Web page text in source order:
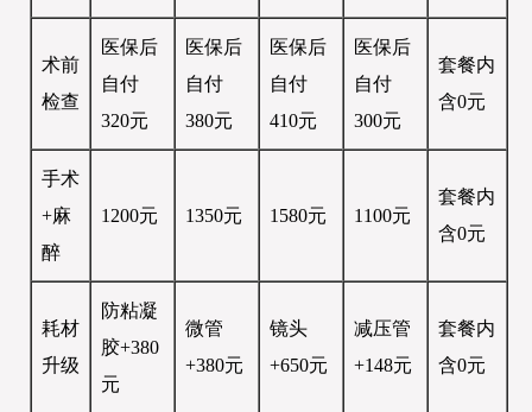
术前
检查
医保后
自付
320元
医保后
自付
380元
医保后
自付
410元
医保后
自付
300元
套餐内
含0元
手术
+麻
醉
1200元 1350元 1580元 1100元
套餐内
含0元
耗材
升级
防粘凝
胶+380
元
微管
+380元
镜头
+650元
减压管
+148元
套餐内
含0元